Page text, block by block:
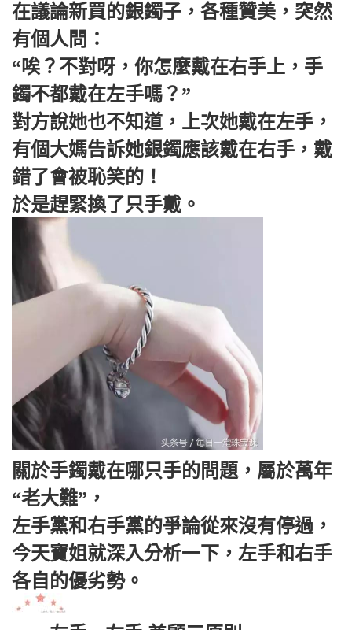
在議論新買的銀鐲子，各種贊美，突然
有個人問：
“唉？不對呀，你怎麼戴在右手上，手
鐲不都戴在左手嗎？”
對方說她也不知道，上次她戴在左手，
有個大媽告訴她銀鐲應該戴在右手，戴
錯了會被恥笑的！
於是趕緊換了只手戴。
關於手鐲戴在哪只手的問題，屬於萬年
“老大難”，
左手黨和右手黨的爭論從來沒有停過，
今天寶姐就深入分析一下，左手和右手
各自的優劣勢。